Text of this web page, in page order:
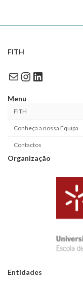
FITH
MailInstagram
LinkedIn
Menu
FITH
Conheça a nossa Equipa
Contactos
Organização
Entidades